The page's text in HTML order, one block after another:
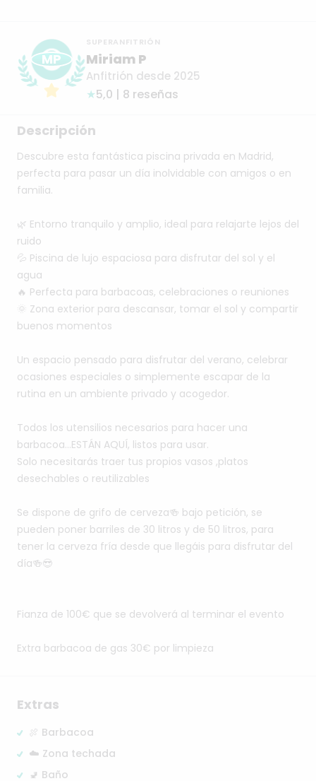
MP
SUPERANFITRIÓN
Miriam P
Anfitrión desde 2025
★5,0 | 8 reseñas
Descripción
Descubre esta fantástica piscina privada en Madrid,
perfecta para pasar un día inolvidable con amigos o en
familia.
🌿 Entorno tranquilo y amplio, ideal para relajarte lejos del
ruido
💦 Piscina de lujo espaciosa para disfrutar del sol y el
agua
🔥 Perfecta para barbacoas, celebraciones o reuniones
🌞 Zona exterior para descansar, tomar el sol y compartir
buenos momentos
Un espacio pensado para disfrutar del verano, celebrar
ocasiones especiales o simplemente escapar de la
rutina en un ambiente privado y acogedor.
Todos los utensilios necesarios para hacer una
barbacoa…ESTÁN AQUÍ, listos para usar.
Solo necesitarás traer tus propios vasos ,platos
desechables o reutilizables
Se dispone de grifo de cerveza🍻 bajo petición, se
pueden poner barriles de 30 litros y de 50 litros, para
tener la cerveza fría desde que llegáis para disfrutar del
día🍻😎
Fianza de 100€ que se devolverá al terminar el evento
Extra barbacoa de gas 30€ por limpieza
Extras
🍖 Barbacoa
☁️ Zona techada
🚽 Baño